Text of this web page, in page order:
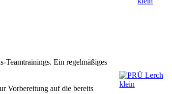
Ein regelmäßiges
Vorbereitung auf die bereits